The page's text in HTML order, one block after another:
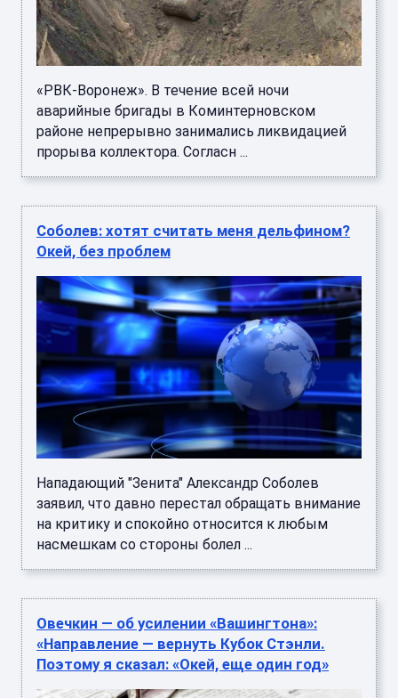
«РВК-Воронеж». В течение всей ночи
аварийные бригады в Коминтерновском
районе непрерывно занимались ликвидацией
прорыва коллектора. Согласн ...
Соболев: хотят считать меня дельфином?
Окей, без проблем
Нападающий "Зенита" Александр Соболев
заявил, что давно перестал обращать внимание
на критику и спокойно относится к любым
насмешкам со стороны болел ...
Овечкин — об усилении «Вашингтона»:
«Направление — вернуть Кубок Стэнли.
Поэтому я сказал: «Окей, еще один год»